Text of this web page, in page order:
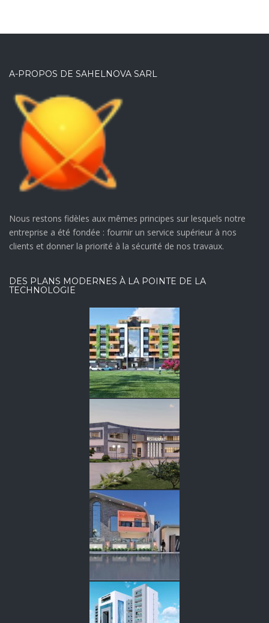
Bureau des Douanes
Diffa, Maradi, Tahoua
A-PROPOS DE SAHELNOVA SARL
Nous restons fidèles aux mêmes principes sur lesquels notre
entreprise a été fondée : fournir un service supérieur à nos
clients et donner la priorité à la sécurité de nos travaux.
DES PLANS MODERNES À LA POINTE DE LA
TECHNOLOGIE